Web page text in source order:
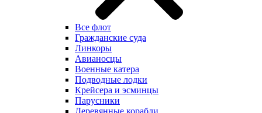
Все флот
Гражданские суда
Линкоры
Авианосцы
Военные катера
Подводные лодки
Крейсера и эсминцы
Парусники
Деревянные корабли